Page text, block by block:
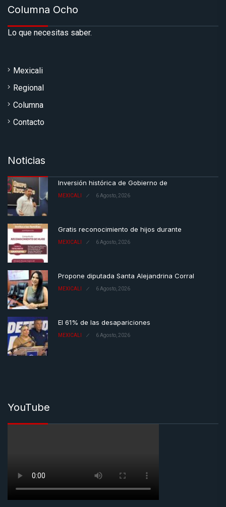
Columna Ocho
Lo que necesitas saber.
Mexicali
Regional
Columna
Contacto
Noticias
Inversión histórica de Gobierno de
MEXICALI 6 Agosto, 2026
Gratis reconocimiento de hijos durante
MEXICALI 6 Agosto, 2026
Propone diputada Santa Alejandrina Corral
MEXICALI 6 Agosto, 2026
El 61% de las desapariciones
MEXICALI 6 Agosto, 2026
YouTube